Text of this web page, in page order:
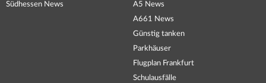
Südhessen News
A5 News
A661 News
Günstig tanken
Parkhäuser
Flugplan Frankfurt
Schulausfälle